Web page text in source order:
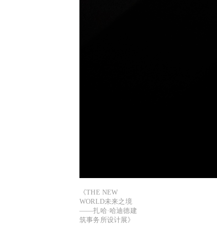
《THE NEW
WORLD未来之境
——扎哈·哈迪德建
筑事务所设计展》